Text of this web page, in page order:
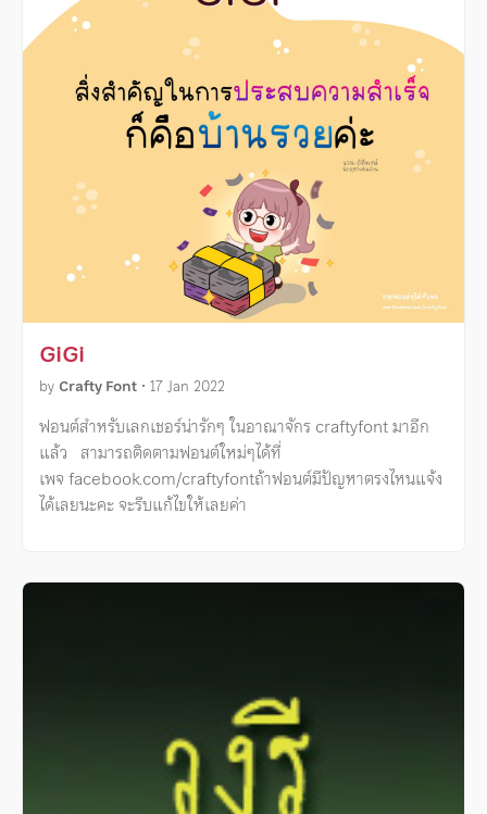
GiGi
by Crafty Font • 17 Jan 2022
ฟอนต์สำหรับเลกเชอร์น่ารักๆ ในอาณาจักร craftyfont มาอีก
แล้ว สามารถติดตามฟอนต์ใหม่ๆได้ที่
เพจ facebook.com/craftyfontถ้าฟอนต์มีปัญหาตรงไหนแจ้ง
ได้เลยนะคะ จะรีบแก้ไขให้เลยค่า